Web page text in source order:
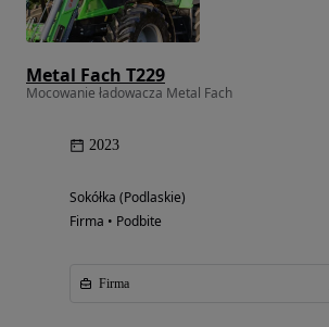
Metal Fach T229
Mocowanie ładowacza Metal Fach
2023
Sokółka (Podlaskie)
Firma • Podbite
Firma